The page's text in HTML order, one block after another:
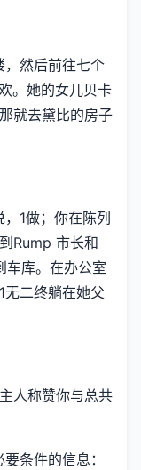
，然后前往七个
。她的女儿贝卡
就去黛比的房子
1做；你在陈列
Rump 市长和
车库。在办公室
无二终躺在她父
人称赞你与总共
条件的信息：